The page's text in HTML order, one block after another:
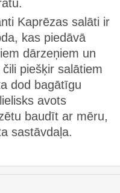
Kaprēzas salāti ir
kas piedāvā
dārzeņiem un
piešķir salātiem
dod bagātīgu
avots
baudīt ar mēru,
sastāvdaļa.